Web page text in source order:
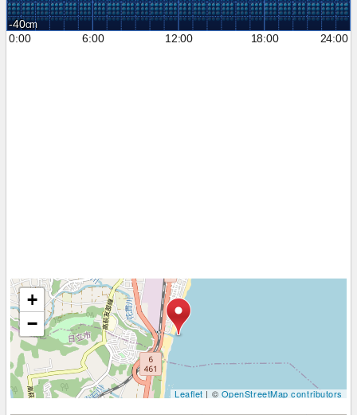
-40
0:00
6:00 12:00 18:00 24:00
+
−
Leaflet| ©OpenStreetMap contributors